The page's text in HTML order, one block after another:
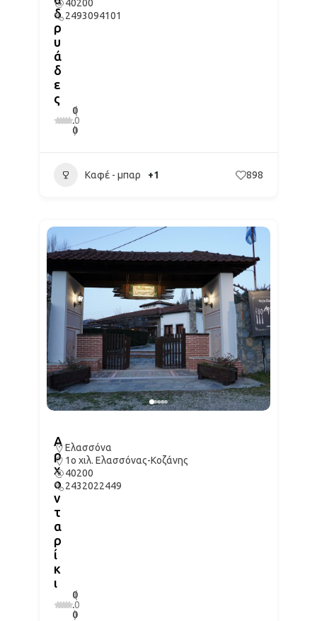
δ
ρ
υ
ά
δ
ε
ς
0
.
0
(
0
)
40200
2493094101
Καφέ - μπαρ +1 898
Α
ρ
χ
ο
ν
τ
α
ρ
ί
κ
ι
0
.
0
(
0
)
Ελασσόνα
1ο χιλ. Ελασσόνας-Κοζάνης
40200
2432022449